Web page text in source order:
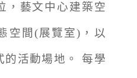
，藝文中心建築空
空間(展覽室)，以
的活動場地。 每學